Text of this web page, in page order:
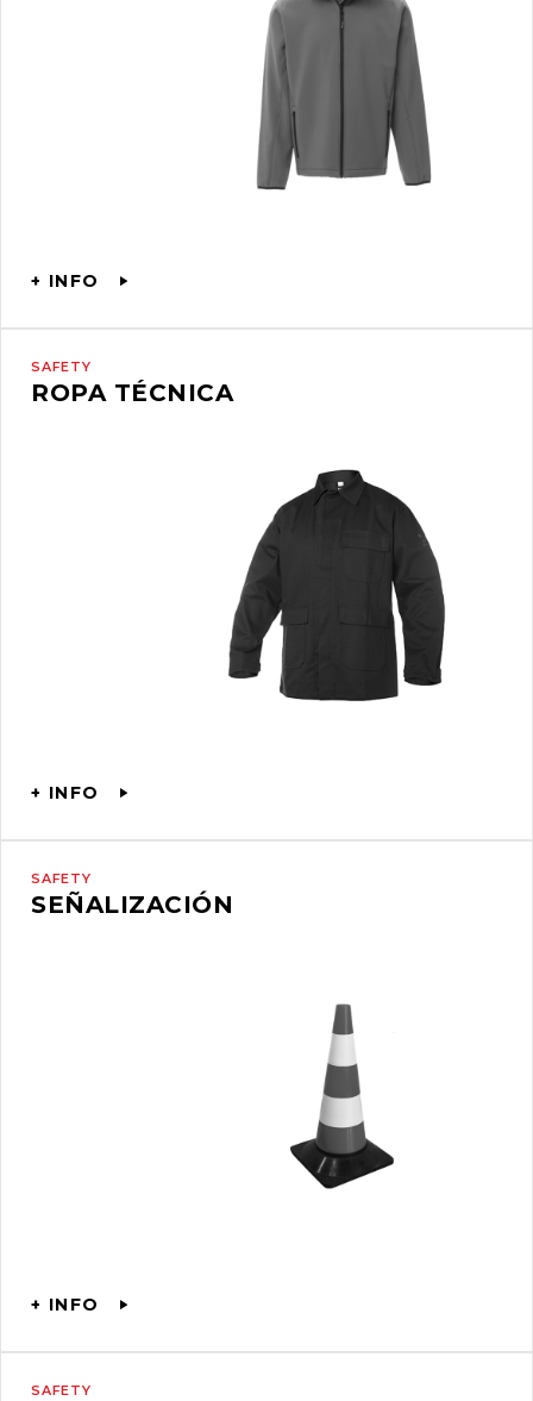
+ INFO
SAFETY
ROPA TÉCNICA
+ INFO
SAFETY
SEÑALIZACIÓN
+ INFO
SAFETY